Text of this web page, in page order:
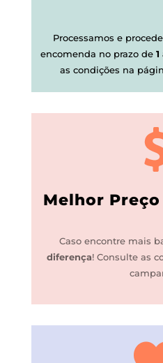
Processamos e
encomenda no prazo de
as condições na
Melhor
Caso encontre mais
diferença! Consulte as